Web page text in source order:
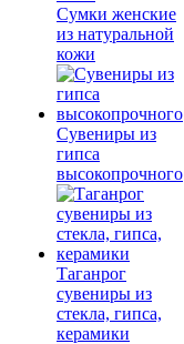
Сумки женские
из натуральной
кожи
Сувениры из
гипса
высокопрочного
Таганрог
сувениры из
стекла, гипса,
керамики